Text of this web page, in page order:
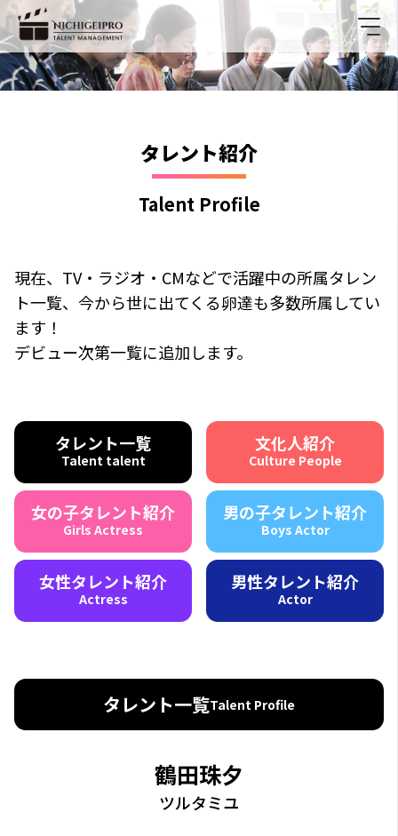
タレント紹介
Talent Profile
現在、TV・ラジオ・CMなどで活躍中の所属タレン
ト一覧、今から世に出てくる卵達も多数所属してい
ます！
デビュー次第一覧に追加します。
タレント一覧
Talent talent
文化人紹介
Culture People
女の子タレント紹介
Girls Actress
男の子タレント紹介
Boys Actor
女性タレント紹介
Actress
男性タレント紹介
Actor
タレント一覧Talent Profile
鶴田珠夕
ツルタミユ